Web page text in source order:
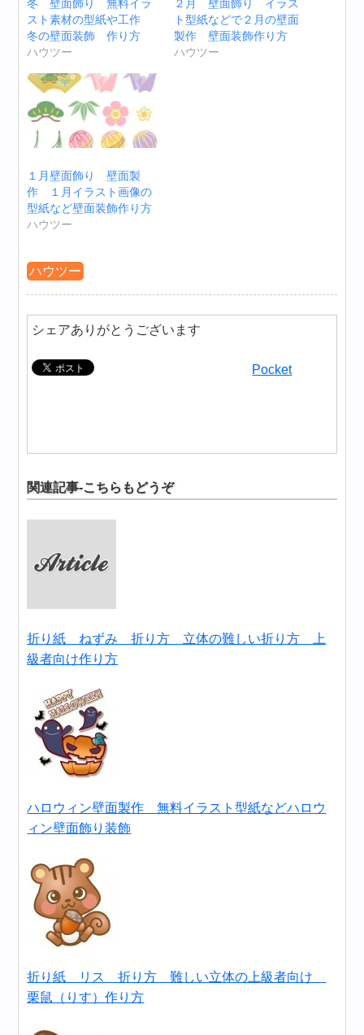
冬 壁面飾り 無料イラ
スト素材の型紙や工作
冬の壁面装飾 作り方
ハウツー
２月 壁面飾り イラス
ト型紙などで２月の壁面
製作 壁面装飾作り方
ハウツー
１月壁面飾り 壁面製
作 １月イラスト画像の
型紙など壁面装飾作り方
ハウツー
ハウツー
シェアありがとうございます
Pocket
関連記事-こちらもどうぞ
折り紙 ねずみ 折り方 立体の難しい折り方 上
級者向け作り方
ハロウィン壁面製作 無料イラスト型紙などハロウ
ィン壁面飾り装飾
折り紙 リス 折り方 難しい立体の上級者向け
栗鼠（りす）作り方